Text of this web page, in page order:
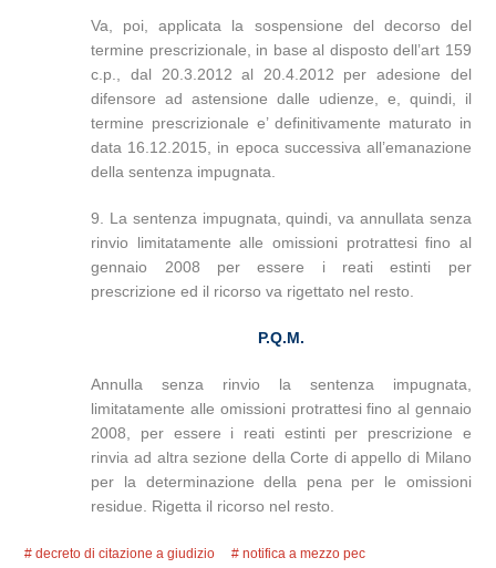
Va, poi, applicata la sospensione del decorso del
termine prescrizionale, in base al disposto dell’art 159
c.p., dal 20.3.2012 al 20.4.2012 per adesione del
difensore ad astensione dalle udienze, e, quindi, il
termine prescrizionale e’ definitivamente maturato in
data 16.12.2015, in epoca successiva all’emanazione
della sentenza impugnata.
9. La sentenza impugnata, quindi, va annullata senza
rinvio limitatamente alle omissioni protrattesi fino al
gennaio 2008 per essere i reati estinti per
prescrizione ed il ricorso va rigettato nel resto.
P.Q.M.
Annulla senza rinvio la sentenza impugnata,
limitatamente alle omissioni protrattesi fino al gennaio
2008, per essere i reati estinti per prescrizione e
rinvia ad altra sezione della Corte di appello di Milano
per la determinazione della pena per le omissioni
residue. Rigetta il ricorso nel resto.
decreto di citazione a giudizio notifica a mezzo pec